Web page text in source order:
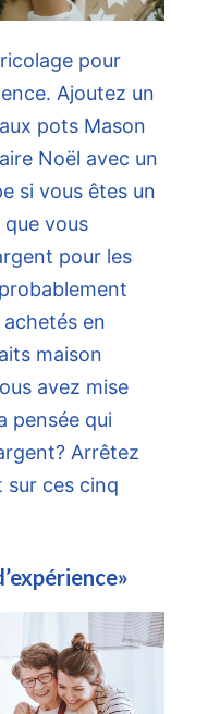
pour
Ajoutez un
pots Mason
Noël avec un
si vous êtes un
vous
pour les
en
maison
avez mise
pensée qui
Arrêtez
sur ces cinq